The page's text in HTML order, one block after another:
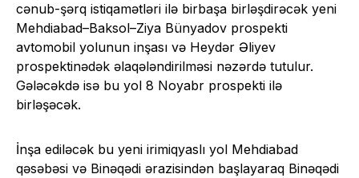
cənub-şərq istiqamətləri ilə birbaşa birləşdirəcək yeni
Mehdiabad–Baksol–Ziya Bünyadov prospekti
avtomobil yolunun inşası və Heydər Əliyev
prospektinədək əlaqələndirilməsi nəzərdə tutulur.
Gələcəkdə isə bu yol 8 Noyabr prospekti ilə
birləşəcək.
İnşa ediləcək bu yeni irimiqyaslı yol Mehdiabad
qəsəbəsi və Binəqədi ərazisindən başlayaraq Binəqədi